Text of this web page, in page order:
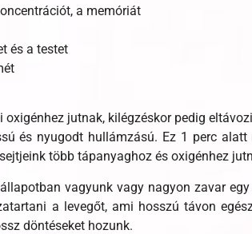
a memóriát
és a testet
oxigénhez jutnak, kilégzéskor pedig
és nyugodt hullámzású. Ez 1 perc
több tápanyaghoz és oxigénhez
vagyunk vagy nagyon zavar
a levegőt, ami hosszú távon
döntéseket hozunk.